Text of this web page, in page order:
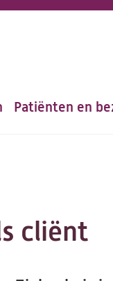
Patiënten en
cliënt